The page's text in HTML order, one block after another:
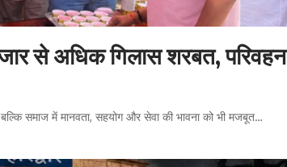
से अधिक गिलास शरबत, परिवहन
समाज में मानवता, सहयोग और सेवा की भावना को भी मजबूत…